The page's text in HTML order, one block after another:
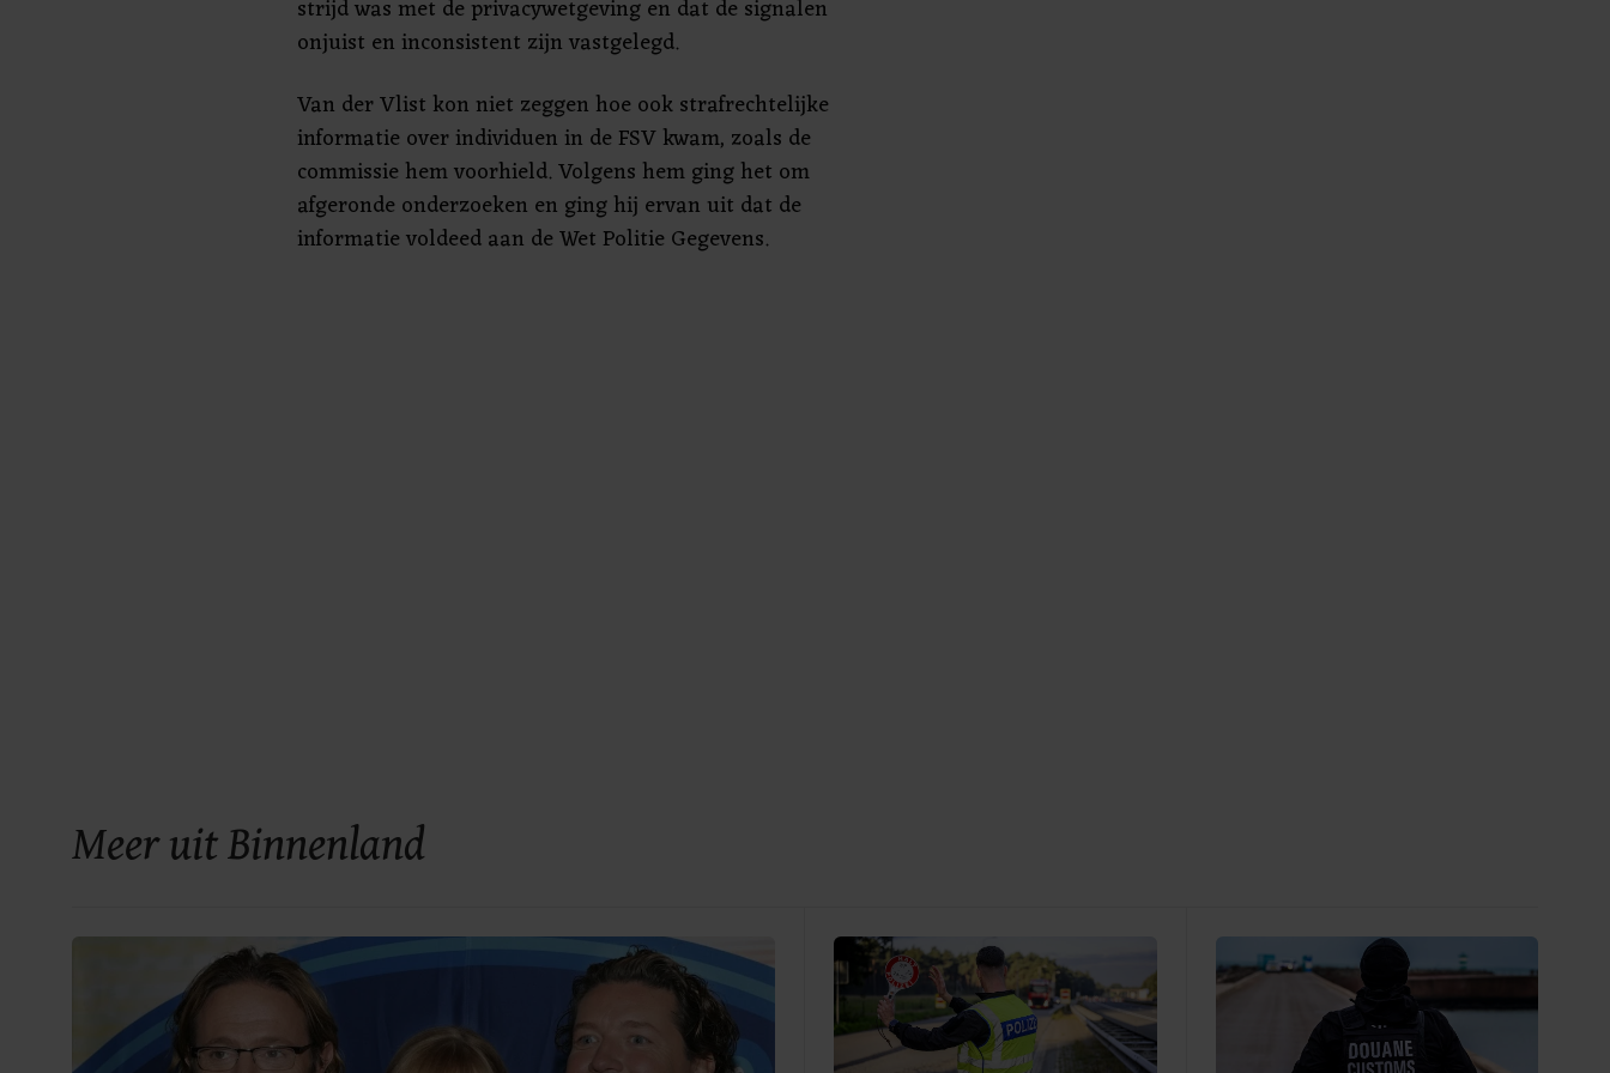
strijd was met de privacywetgeving en dat de signalen
onjuist en inconsistent zijn vastgelegd.
Van der Vlist kon niet zeggen hoe ook strafrechtelijke
informatie over individuen in de FSV kwam, zoals de
commissie hem voorhield. Volgens hem ging het om
afgeronde onderzoeken en ging hij ervan uit dat de
informatie voldeed aan de Wet Politie Gegevens.
Meer uit Binnenland